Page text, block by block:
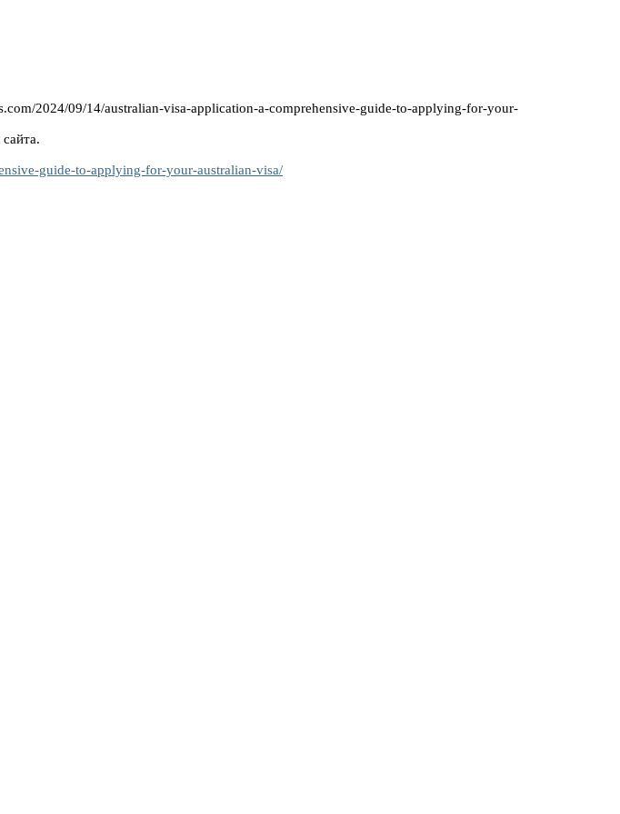
2024/09/14/australian-visa-application-a-comprehensive-guide-to-applying-for-your-
guide-to-applying-for-your-australian-visa/